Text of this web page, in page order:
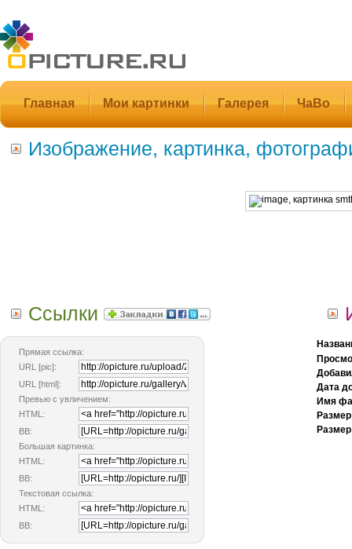
Главная Мои картинки Галерея ЧаВо
Изображение, картинка,
Ссылки
Прямая ссылка:
URL [pic]:
URL [html]:
Превью с увличением:
HTML:
BB:
Большая картинка:
HTML:
BB:
Текстовая ссылка:
HTML:
BB:
Дата
Имя